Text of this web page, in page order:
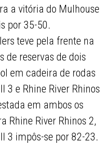
a vitória do Mulhouse
por 35-50.
teve pela frente na
de reservas de dois
em cadeira de rodas
3 e Rhine River Rhinos
em ambos os
Rhine River Rhinos 2,
3 impôs-se por 82-23.